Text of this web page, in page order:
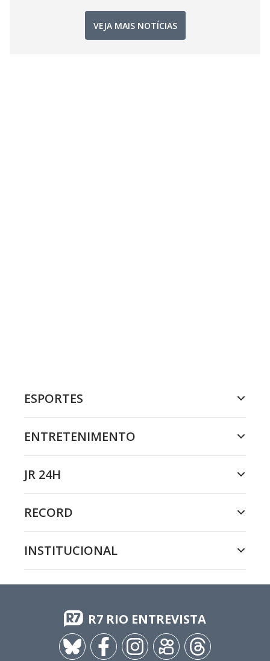
VEJA MAIS NOTÍCIAS
ESPORTES
ENTRETENIMENTO
JR 24H
RECORD
INSTITUCIONAL
R7 RIO ENTREVISTA